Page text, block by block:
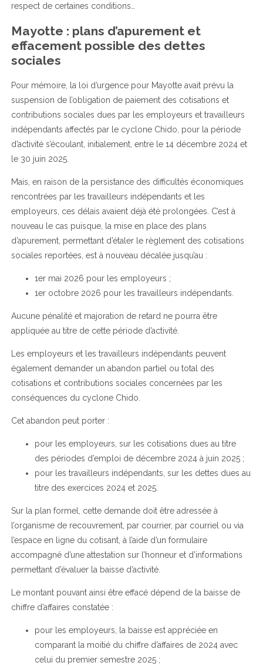
respect de certaines conditions…
Mayotte : plans d’apurement et
effacement possible des dettes
sociales
Pour mémoire, la loi d’urgence pour Mayotte avait prévu la
suspension de l’obligation de paiement des cotisations et
contributions sociales dues par les employeurs et travailleurs
indépendants affectés par le cyclone Chido, pour la période
d’activité s’écoulant, initialement, entre le 14 décembre 2024 et
le 30 juin 2025.
Mais, en raison de la persistance des difficultés économiques
rencontrées par les travailleurs indépendants et les
employeurs, ces délais avaient déjà été prolongées. C’est à
nouveau le cas puisque, la mise en place des plans
d’apurement, permettant d’étaler le règlement des cotisations
sociales reportées, est à nouveau décalée jusqu’au :
1er mai 2026 pour les employeurs ;
1er octobre 2026 pour les travailleurs indépendants.
Aucune pénalité et majoration de retard ne pourra être
appliquée au titre de cette période d’activité.
Les employeurs et les travailleurs indépendants peuvent
également demander un abandon partiel ou total des
cotisations et contributions sociales concernées par les
conséquences du cyclone Chido.
Cet abandon peut porter :
pour les employeurs, sur les cotisations dues au titre
des périodes d’emploi de décembre 2024 à juin 2025 ;
pour les travailleurs indépendants, sur les dettes dues au
titre des exercices 2024 et 2025.
Sur la plan formel, cette demande doit être adressée à
l’organisme de recouvrement, par courrier, par courriel ou via
l’espace en ligne du cotisant, à l’aide d’un formulaire
accompagné d’une attestation sur l’honneur et d’informations
permettant d’évaluer la baisse d’activité.
Le montant pouvant ainsi être effacé dépend de la baisse de
chiffre d’affaires constatée :
pour les employeurs, la baisse est appréciée en
comparant la moitié du chiffre d’affaires de 2024 avec
celui du premier semestre 2025 ;